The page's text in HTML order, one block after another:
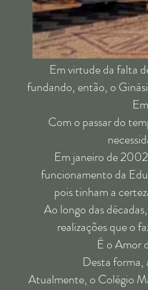
Em virtude da falta de
fundando, então, o
Em
Com o passar do tempo
Em janeiro de 2002,
funcionamento da
pois tinham a
Ao longo das décadas, o
realizações que o
É o Amor do
Desta forma, a
Atualmente, o Colégio